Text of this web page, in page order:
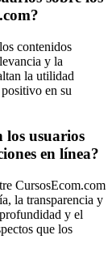
contenidos
y la
la utilidad
en su
los usuarios
en línea?
CursosEcom.com
la transparencia y
y el
que los